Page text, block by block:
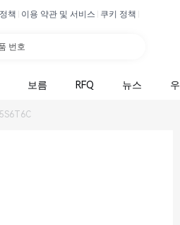
책 이용 약관 및 서비스 쿠키 정책
번호
보름 RFQ 뉴스